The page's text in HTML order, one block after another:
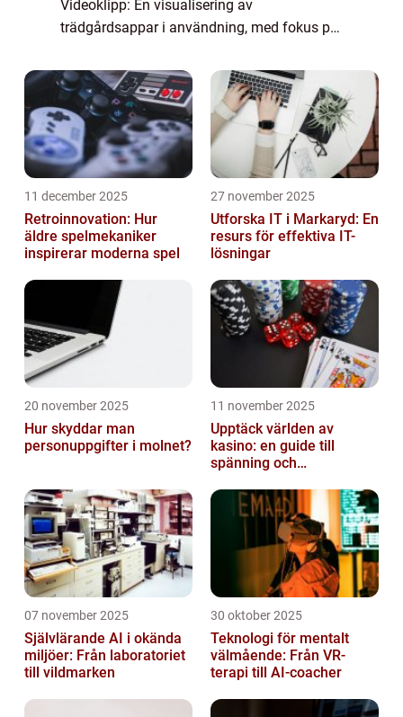
Videoklipp: En visualisering av
trädgårdsappar i användning, med fokus på
Trädgårdsappar är digitala verktyg som
utformats för att hjälpa trädgård...
11 december 2025
Retroinnovation: Hur
äldre spelmekaniker
inspirerar moderna spel
27 november 2025
Utforska IT i Markaryd: En
resurs för effektiva IT-
lösningar
20 november 2025
Hur skyddar man
personuppgifter i molnet?
11 november 2025
Upptäck världen av
kasino: en guide till
spänning och
07 november 2025
Självlärande AI i okända
miljöer: Från laboratoriet
till vildmarken
30 oktober 2025
Teknologi för mentalt
välmående: Från VR-
terapi till AI-coacher